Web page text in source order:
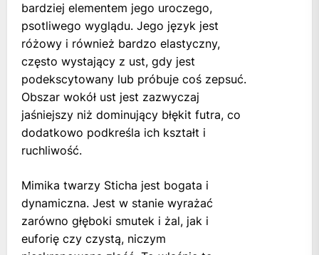
bardziej elementem jego uroczego,
psotliwego wyglądu. Jego język jest
różowy i również bardzo elastyczny,
często wystający z ust, gdy jest
podekscytowany lub próbuje coś zepsuć.
Obszar wokół ust jest zazwyczaj
jaśniejszy niż dominujący błękit futra, co
dodatkowo podkreśla ich kształt i
ruchliwość.
Mimika twarzy Sticha jest bogata i
dynamiczna. Jest w stanie wyrażać
zarówno głęboki smutek i żal, jak i
euforię czy czystą, niczym